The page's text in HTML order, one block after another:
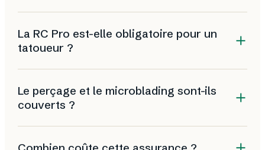
La RC Pro est-elle obligatoire pour un
tatoueur ?
La loi ne l'impose pas pour ce métier, mais elle est
indispensable dans la pratique. Les risques sanitaires
milliers d'euros, à régler sur votre patrimoine
personnel sans contrat.
Le perçage et le microblading sont-ils
couverts ?
Oui, à condition de les déclarer. Un bon contrat